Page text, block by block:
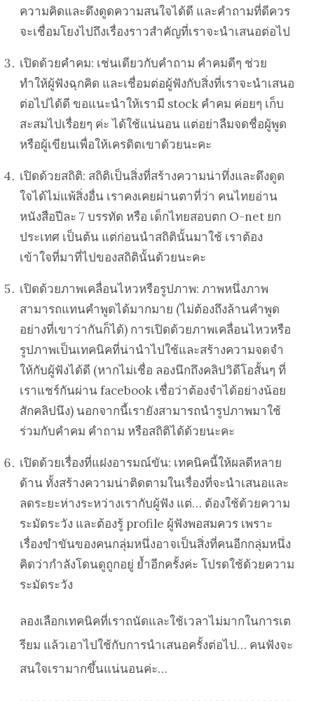
ความคิดและดึงดูดความสนใจได้ดี และคำถามที่ดีควร
จะเชื่อมโยงไปถึงเรื่องราวสำคัญที่เราจะนำเสนอต่อไป
เปิดด้วยคำคม: เช่นเดียวกับคำถาม คำคมดีๆ ช่วย
ทำให้ผู้ฟังฉุกคิด และเชื่อมต่อผู้ฟังกับสิ่งที่เราจะนำเสนอ
ต่อไปได้ดี ขอแนะนำให้เรามี stock คำคม ค่อยๆ เก็บ
สะสมไปเรื่อยๆ ค่ะ ได้ใช้แน่นอน แต่อย่าลืมจดชื่อผู้พูด
หรือผู้เขียนเพื่อให้เครดิตเขาด้วยนะคะ
เปิดด้วยสถิติ: สถิติเป็นสิ่งที่สร้างความน่าทึ่งและดึงดูด
ใจได้ไม่แพ้สิ่งอื่น เราคงเคยผ่านตาที่ว่า คนไทยอ่าน
หนังสือปีละ 7 บรรทัด หรือ เด็กไทยสอบตก O-net ยก
ประเทศ เป็นต้น แต่ก่อนนำสถิตินั้นมาใช้ เราต้อง
เข้าใจที่มาที่ไปของสถิตินั้นด้วยนะคะ
เปิดด้วยภาพเคลื่อนไหวหรือรูปภาพ: ภาพหนึ่งภาพ
สามารถแทนคำพูดได้มากมาย (ไม่ต้องถึงล้านคำพูด
อย่างที่เขาว่ากันก็ได้) การเปิดด้วยภาพเคลื่อนไหวหรือ
รูปภาพเป็นเทคนิคที่น่านำไปใช้และสร้างความจดจำ
ให้กับผู้ฟังได้ดี (หากไม่เชื่อ ลองนึกถึงคลิปวิดีโอสั้นๆ ที่
เราแชร์กันผ่าน facebook เชื่อว่าต้องจำได้อย่างน้อย
สักคลิปนึง) นอกจากนี้เรายังสามารถนำรูปภาพมาใช้
ร่วมกับคำคม คำถาม หรือสถิติได้ด้วยนะคะ
เปิดด้วยเรื่องที่แฝงอารมณ์ขัน: เทคนิคนี้ให้ผลดีหลาย
ด้าน ทั้งสร้างความน่าติดตามในเรื่องที่จะนำเสนอและ
ลดระยะห่างระหว่างเรากับผู้ฟัง แต่… ต้องใช้ด้วยความ
ระมัดระวัง และต้องรู้ profile ผู้ฟังพอสมควร เพราะ
เรื่องขำขันของคนกลุ่มหนึ่งอาจเป็นสิ่งที่คนอีกกลุ่มหนึ่ง
คิดว่ากำลังโดนดูถูกอยู่ ย้ำอีกครั้งค่ะ โปรดใช้ด้วยความ
ระมัดระวัง
ลองเลือกเทคนิคที่เราถนัดและใช้เวลาไม่มากในการเต
รียม แล้วเอาไปใช้กับการนำเสนอครั้งต่อไป… คนฟังจะ
สนใจเรามากขึ้นแน่นอนค่ะ…